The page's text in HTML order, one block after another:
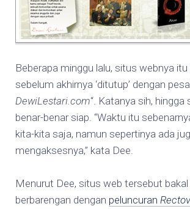
Beberapa minggu lalu, situs webnya
sebelum akhirnya ‘ditutup’ dengan
DewiLestari.com“. Katanya sih,
benar-benar siap. “Waktu itu
kita-kita saja, namun sepertinya ada
mengaksesnya,” kata Dee.
Menurut Dee, situs web tersebut
berbarengan dengan peluncuran